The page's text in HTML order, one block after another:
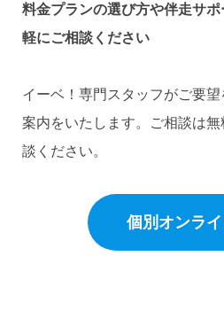
料金プランの選び方や伴走サ
軽にご相談ください
イーベ！専門スタッフがご要
案内をいたします。ご相談は
談ください。
個別オンラ